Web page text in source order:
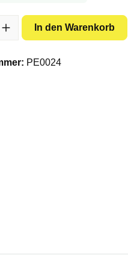
Gib den gewünschten Wert
In den Warenkorb
PE0024